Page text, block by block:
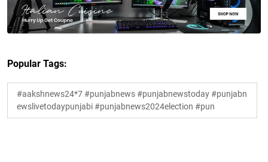
Popular Tags:
#aakshnews24*7 #punjabnews #punjabnewstoday #punjabn
ewslivetodaypunjabi #punjabnews2024election #pun